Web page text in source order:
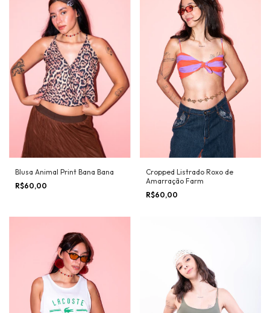
Blusa Animal Print Bana Bana
R$60,00
Cropped Listrado Roxo de
Amarração Farm
R$60,00